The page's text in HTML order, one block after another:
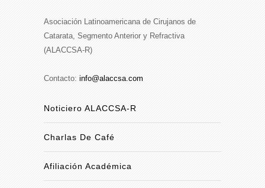
Asociación Latinoamericana de Cirujanos de
Catarata, Segmento Anterior y Refractiva
(ALACCSA-R)
Contacto: info@alaccsa.com
Noticiero ALACCSA-R
Charlas De Café
Afiliación Académica